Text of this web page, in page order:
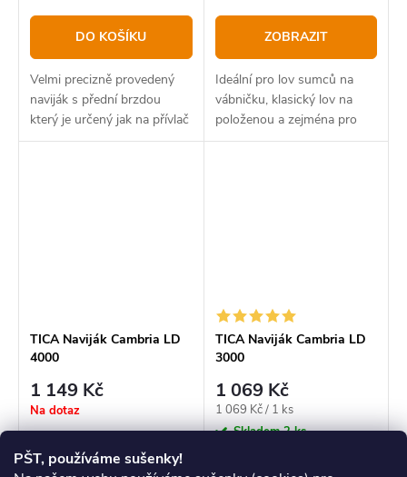
PŠT, používáme sušenky!
DO KOŠÍKU
Velmi precizně provedený
naviják s přední brzdou
který je určený jak na přívlač
tak na plavanou nebo
ZOBRAZIT
Ideální pro lov sumců na
vábničku, klasický lov na
položenou a zejména pro
mořský rybolov ve velkých
TICA Naviják Cambria LD
4000
1 149 Kč
Na dotaz
ZOBRAZIT
TICA Naviják Cambria LD
3000
1 069 Kč
Měrná
cena:
1 069 Kč / 1 ks
Skladem2 ks